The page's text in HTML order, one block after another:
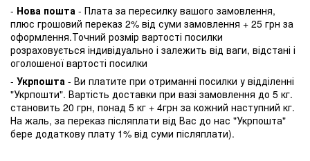
- Нова пошта - Плата за пересилку вашого замовлення,
плюс грошовий переказ 2% від суми замовлення + 25 грн за
оформлення.Точний розмір вартості посилки
розраховується індивідуально і залежить від ваги, відстані і
оголошеної вартості посилки
- Укрпошта - Ви платите при отриманні посилки у відділенні
"Укрпошти". Вартість доставки при вазі замовлення до 5 кг.
становить 20 грн, понад 5 кг + 4грн за кожний наступний кг.
На жаль, за переказ післяплати від Вас до нас "Укрпошта"
бере додаткову плату 1% від суми післяплати).